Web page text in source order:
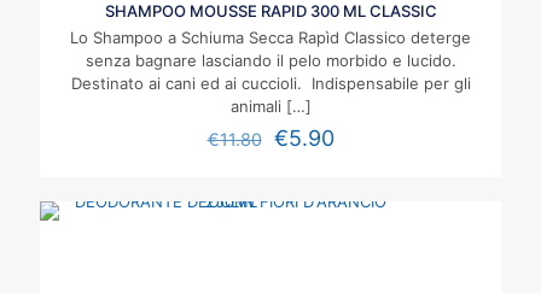
SHAMPOO MOUSSE RAPID 300 ML CLASSIC
Lo Shampoo a Schiuma Secca Rapìd Classico deterge
senza bagnare lasciando il pelo morbido e lucido.
Destinato ai cani ed ai cuccioli. Indispensabile per gli
animali […]
€11.80 €5.90